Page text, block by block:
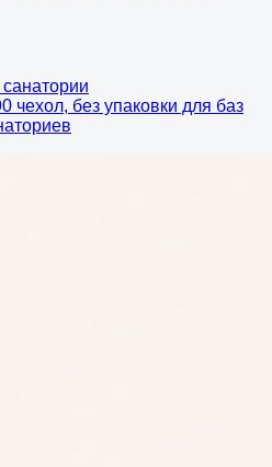
чехол, без упаковки для баз